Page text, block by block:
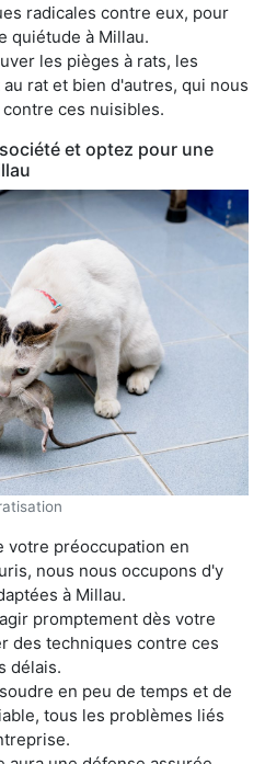
radicales contre eux, pour
quiétude à Millau.
les pièges à rats, les
rat et bien d'autres, qui nous
ces nuisibles.
et optez pour une
votre préoccupation en
nous nous occupons d'y
à Millau.
promptement dès votre
des techniques contre ces
délais.
en peu de temps et de
tous les problèmes liés